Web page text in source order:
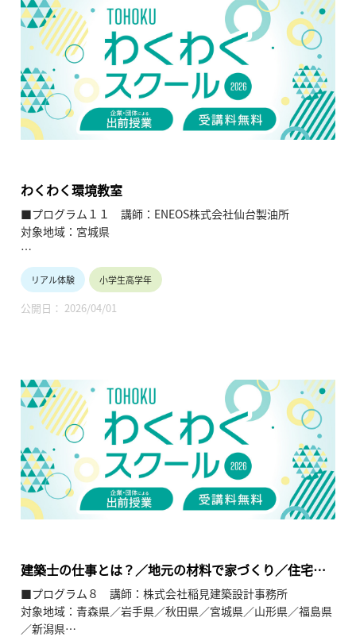
という事を知ってもらう。
②人口が減る、少子高齢化など暗くなりがちな考え方から、日
本の人口は減っているが、世界の人口は増えているなど、選択
を自由に出来る時代だと伝える。
【TOHOKUわくわくスクール】主催：公益財団法人東北活性化
研究センター（https://www.kasseiken.jp/）
東北6県ならびに新潟県の小学生・中学生・高校生を対象と
企業や団体の活動内容に触れることで、地元の地域社会・産業
の理解を深めると共に、将来の選択肢の参考としてもらうこと
を目的とします。
わくわく環境教室
■プログラム１１ 講師：ENEOS株式会社仙台製油所
対象地域：宮城県
【テーマ】
わくわく環境教室
【内容】
防止のために自分たちにできることを考える」などを通し、石
油と環境について学ぶ。
【TOHOKUわくわくスクール】主催：公益財団法人東北活性化
研究センター（https://www.kasseiken.jp/）
東北6県ならびに新潟県の小学生・中学生・高校生を対象と
し、当地域に所在し活躍している様々な分野の企業や団体とを
繋ぐ出前授業です。学問の面白さ・楽しさに触れつつ、地元の
を目的とします。
リアル体験 小学生高学年
公開日： 2026/04/01
建築士の仕事とは？／地元の材料で家づくり／住宅の
省エネ、日本と生活の違い
■プログラム８ 講師：株式会社稲見建築設計事務所
対象地域：青森県／岩手県／秋田県／宮城県／山形県／福島県
／新潟県